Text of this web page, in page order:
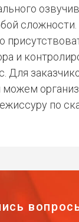
и
Для
по